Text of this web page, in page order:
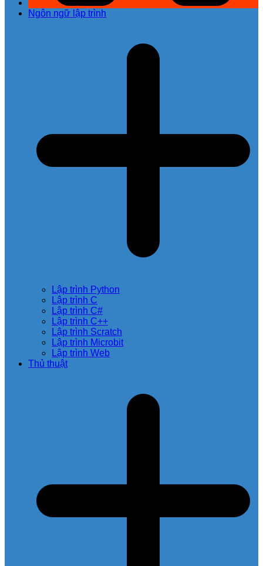
Ngôn ngữ lập trình
Lập trình Python
Lập trình C
Lập trình C#
Lập trình C++
Lập trình Scratch
Lập trình Microbit
Lập trình Web
Thủ thuật